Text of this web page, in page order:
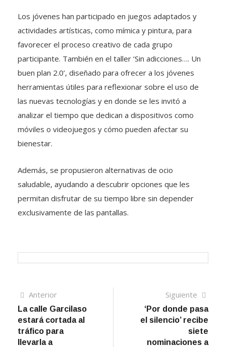
Los jóvenes han participado en juegos adaptados y
actividades artísticas, como mímica y pintura, para
favorecer el proceso creativo de cada grupo
participante. También en el taller ‘Sin adicciones…. Un
buen plan 2.0’, diseñado para ofrecer a los jóvenes
herramientas útiles para reflexionar sobre el uso de
las nuevas tecnologías y en donde se les invitó a
analizar el tiempo que dedican a dispositivos como
móviles o videojuegos y cómo pueden afectar su
bienestar.
Además, se propusieron alternativas de ocio
saludable, ayudando a descubrir opciones que les
permitan disfrutar de su tiempo libre sin depender
exclusivamente de las pantallas.
Navegación
de
entradas
AnteriorArtículo
anterior
La calle Garcilaso
estará cortada al
tráfico para
llevarla a
Siguiente
‘Por donde pasa
el silencio’ recibe
siete
nominaciones a